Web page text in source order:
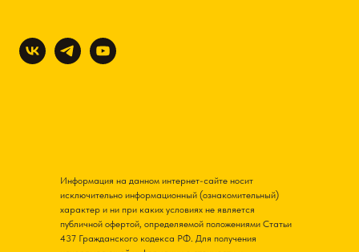
Информация на данном интернет-сайте носит
исключительно информационный (ознакомительный)
характер и ни при каких условиях не является
публичной офертой, определяемой положениями Статьи
437 Гражданского кодекса РФ. Для получения